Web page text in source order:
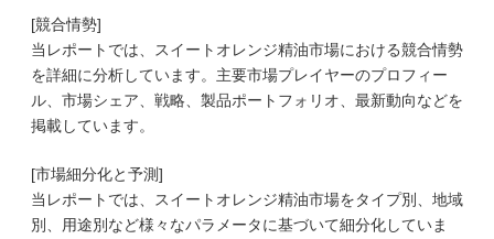
[競合情勢]
当レポートでは、スイートオレンジ精油市場における競合情勢
を詳細に分析しています。主要市場プレイヤーのプロフィー
ル、市場シェア、戦略、製品ポートフォリオ、最新動向などを
掲載しています。
[市場細分化と予測]
当レポートでは、スイートオレンジ精油市場をタイプ別、地域
別、用途別など様々なパラメータに基づいて細分化していま